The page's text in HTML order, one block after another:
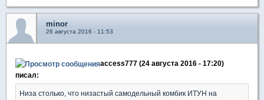
minor
26 августа 2016 - 11:53
access777 (24 августа 2016 - 17:20)
писал:
Низа столько, что низастый самодельный комбик ИТУН на